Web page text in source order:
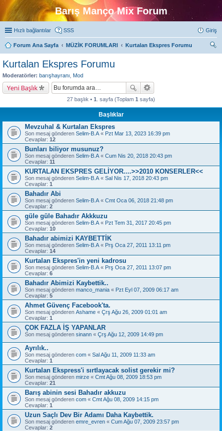
Barış Manço Mix Forum
Hızlı bağlantılar SSS Giriş
Forum Ana Sayfa MÜZİK FORUMLARI
Kurtalan Ekspres Forumu
Kurtalan Ekspres Forumu
Moderatörler: barışhayranı Mod
Yeni Başlık
27 başlık • 1 . sayfa (Toplam 1 sayfa)
Başlıklar
Mevzuhal & Kurtalan Ekspres
Son mesaj gönderen Selim-B.A « Pzt Mar 13, 2023 16:39 pm
Cevaplar: 12
Bunları biliyor musunuz?
Son mesaj gönderen Selim-B.A « Cum Nis 20, 2018 20:43 pm
Cevaplar: 11
KURTALAN EKSPRES GELİYOR....>>2010 KONSERLER<<
Son mesaj gönderen Selim-B.A « Sal Nis 17, 2018 20:43 pm
Cevaplar: 1
Bahadır Abi
Son mesaj gönderen Selim-B.A « Cmt Oca 06, 2018 21:48 pm
Cevaplar: 2
güle güle Bahadır Akkkuzu
Son mesaj gönderen Selim-B.A « Pzt Tem 31, 2017 20:45 pm
Cevaplar: 10
Bahadır abimizi KAYBETTİK
Son mesaj gönderen Selim-B.A « Prş Oca 27, 2011 13:11 pm
Cevaplar: 14
Kurtalan Ekspres'in yeni kadrosu
Son mesaj gönderen Selim-B.A « Prş Oca 27, 2011 13:07 pm
Cevaplar: 6
Bahadır Abimizi Kaybettik..
Son mesaj gönderen manco_mania « Pzt Eyl 07, 2009 06:17 am
Cevaplar: 5
Ahmet Güvenç Facebook'ta.
Son mesaj gönderen Ashame « Çrş Ağu 26, 2009 01:01 am
Cevaplar: 1
ÇOK FAZLA İŞ YAPANLAR
Son mesaj gönderen sinann « Çrş Ağu 12, 2009 14:49 pm
Ayrılık..
Son mesaj gönderen com « Sal Ağu 11, 2009 11:33 am
Cevaplar: 1
Kurtalan Ekspress'i sırtlayacak solist gerekir mi?
Son mesaj gönderen mirze « Cmt Ağu 08, 2009 18:53 pm
Cevaplar: 21
Barış abinin sesi Bahadır akkuzu
Son mesaj gönderen com « Cmt Ağu 08, 2009 14:15 pm
Cevaplar: 1
Uzun Saçlı Dev Bir Adamı Daha Kaybettik.
Son mesaj gönderen emre_evren « Cum Ağu 07, 2009 23:57 pm
Cevaplar: 2